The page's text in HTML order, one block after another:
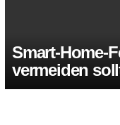
Smart-Home-
vermeiden